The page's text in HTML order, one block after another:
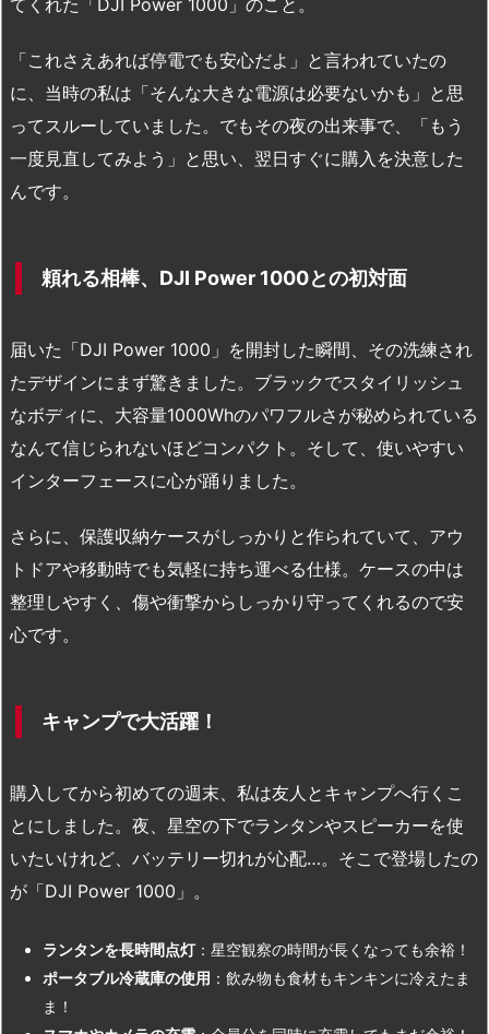
「これさえあれば停電でも安心だよ」と言われていたの
に、当時の私は「そんな大きな電源は必要ないかも」と思
ってスルーしていました。でもその夜の出来事で、「もう
一度見直してみよう」と思い、翌日すぐに購入を決意した
んです。
頼れる相棒、DJI Power 1000との初対面
届いた「DJI Power 1000」を開封した瞬間、その洗練され
たデザインにまず驚きました。ブラックでスタイリッシュ
なボディに、大容量1000Whのパワフルさが秘められている
なんて信じられないほどコンパクト。そして、使いやすい
インターフェースに心が踊りました。
さらに、保護収納ケースがしっかりと作られていて、アウ
トドアや移動時でも気軽に持ち運べる仕様。ケースの中は
整理しやすく、傷や衝撃からしっかり守ってくれるので安
心です。
キャンプで大活躍！
購入してから初めての週末、私は友人とキャンプへ行くこ
とにしました。夜、星空の下でランタンやスピーカーを使
いたいけれど、バッテリー切れが心配…。そこで登場したの
が「DJI Power 1000」。
ランタンを長時間点灯：星空観察の時間が長くなっても余裕！
ポータブル冷蔵庫の使用 ：飲み物も食材もキンキンに冷えたま
ま！